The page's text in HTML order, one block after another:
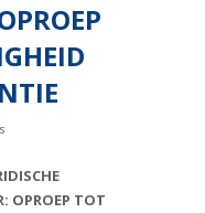
OPROEP TOT